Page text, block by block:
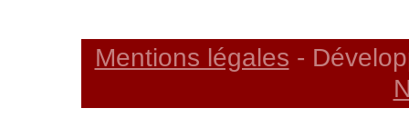
Mentions légales -